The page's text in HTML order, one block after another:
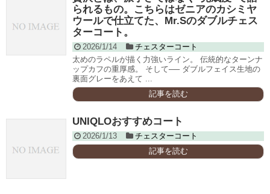
られるもの。こちらはゼニアのカシミヤ
ウールで仕立てた、Mr.Sのダブルチェス
ターコート。
2026/1/14
チェスターコート
太めのラペルが描く力強いライン。 伝統的なターンナ
ップカフの重厚感。 そして── ダブルフェイス生地の
裏面グレーをあえて ...
記事を読む
UNIQLOおすすめコート
2026/1/13
チェスターコート
記事を読む